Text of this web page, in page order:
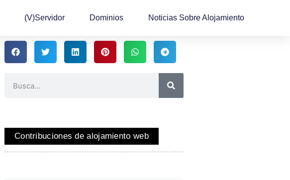
(v)Servidor Dominios Noticias Sobre Alojamiento
Contribuciones de alojamiento web